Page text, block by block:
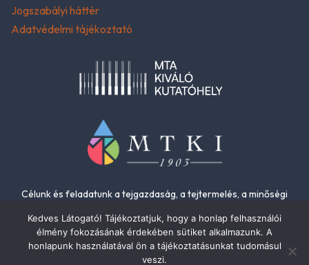
Jogszabályi háttér
Adatvédelmi tájékoztató
Célunk és feladatunk a tejgazdaság, a tejtermelés, a minőségi
Kedves Látogató! Tájékoztatjuk, hogy a honlap felhasználói
élmény fokozásának érdekében sütiket alkalmazunk. A
honlapunk használatával ön a tájékoztatásunkat tudomásul
veszi.